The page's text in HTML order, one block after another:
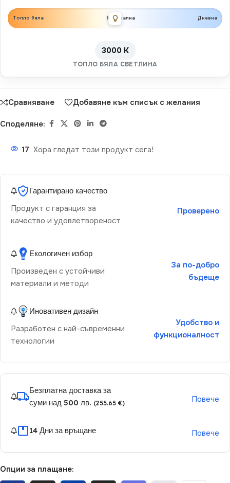
Топло бяла Неутрална Дневна
3000 K
ТОПЛО БЯЛА СВЕТЛИНА
Сравняване Добавяне към списък с желания
Споделяне:
17 Хора гледат този продукт сега!
Гарантирано качество
Продукт с гаранция за
качество и удовлетвореност
Проверено
Екологичен избор
Произведен с устойчиви
материали и методи
За по-добро
бъдеще
Иновативен дизайн
Разработен с най-съвременни
технологии
Удобство и
функционалност
Безплатна доставка за
суми над 500 лв. (255.65 €) Повече
14 Дни за връщане Повече
Опции за плащане: